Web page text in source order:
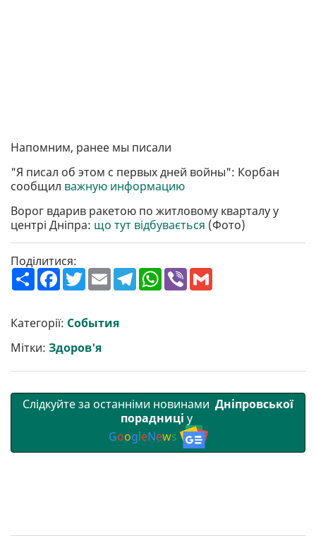
Напомним, ранее мы писали
"Я писал об этом с первых дней войны": Корбан
сообщил важную информацию
Ворог вдарив ракетою по житловому кварталу у
центрі Дніпра: що тут відбувається (Фото)
Поділитися:
П
о
р
и
т
и
F
a
b
o
o
k
T
w
t
e
r
E
m
l
T
e
W
h
V
Категорії: События
Мітки: Здоров'я
Слідкуйте за останніми новинами Дніпровської
порадниці у
GoogleNews